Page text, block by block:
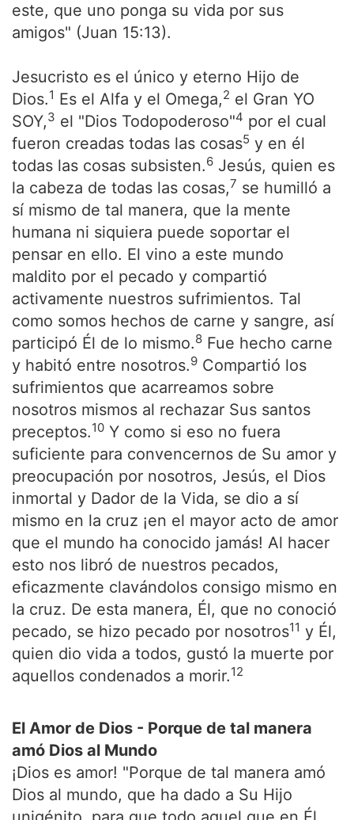
este, que uno ponga su vida por sus
amigos" (Juan 15:13).
Jesucristo es el único y eterno Hijo de
Dios.1 Es el Alfa y el Omega,2 el Gran YO
SOY,3 el "Dios Todopoderoso"4 por el cual
fueron creadas todas las cosas5 y en él
todas las cosas subsisten.6 Jesús, quien es
la cabeza de todas las cosas,7 se humilló a
sí mismo de tal manera, que la mente
humana ni siquiera puede soportar el
pensar en ello. El vino a este mundo
maldito por el pecado y compartió
activamente nuestros sufrimientos. Tal
como somos hechos de carne y sangre, así
participó Él de lo mismo.8 Fue hecho carne
y habitó entre nosotros.9 Compartió los
sufrimientos que acarreamos sobre
nosotros mismos al rechazar Sus santos
preceptos.10 Y como si eso no fuera
suficiente para convencernos de Su amor y
preocupación por nosotros, Jesús, el Dios
inmortal y Dador de la Vida, se dio a sí
mismo en la cruz ¡en el mayor acto de amor
que el mundo ha conocido jamás! Al hacer
esto nos libró de nuestros pecados,
eficazmente clavándolos consigo mismo en
la cruz. De esta manera, Él, que no conoció
pecado, se hizo pecado por nosotros11 y Él,
quien dio vida a todos, gustó la muerte por
aquellos condenados a morir.12
El Amor de Dios - Porque de tal manera
amó Dios al Mundo
¡Dios es amor! "Porque de tal manera amó
Dios al mundo, que ha dado a Su Hijo